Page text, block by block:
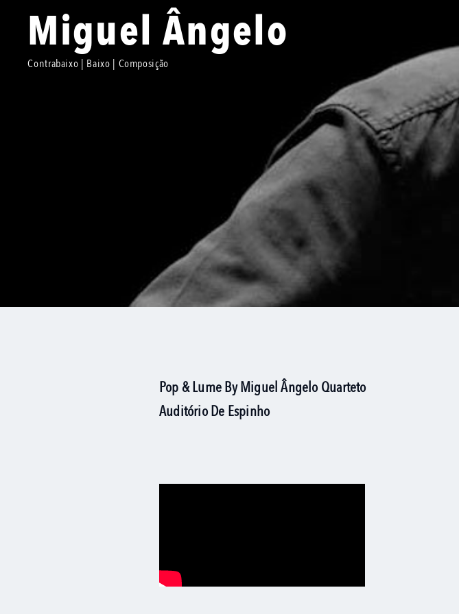
Miguel Ângelo
Contrabaixo | Baixo | Composição
Pop & Lume By Miguel Ângelo Quarteto
Auditório De Espinho